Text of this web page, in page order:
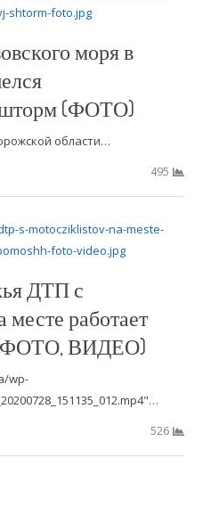
моря в
шторм (ФОТО)
области…
495
ДТП с
месте работает
(ФОТО, ВИДЕО)
wp-
526